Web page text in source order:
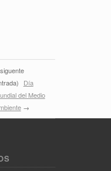
Día
del Medio
→